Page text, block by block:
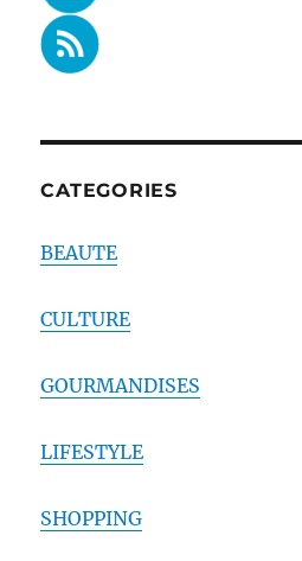
CATEGORIES
BEAUTE
CULTURE
GOURMANDISES
LIFESTYLE
SHOPPING